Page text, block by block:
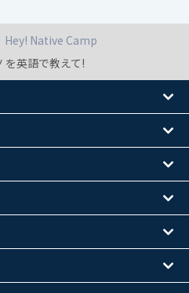
Hey! Native Camp
を英語で教えて!